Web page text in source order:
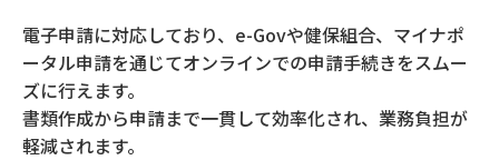
電子申請に対応しており、e-Govや健保組合、マイナポ
ータル申請を通じてオンラインでの申請手続きをスムー
ズに行えます。
書類作成から申請まで一貫して効率化され、業務負担が
軽減されます。